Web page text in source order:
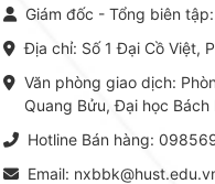
thuật thực hành -> Ứng dụng
khoa Hà Nội ấn hành cả hai
Giám đốc - Tổng biên
Địa chỉ: Số 1 Đại Cồ Việt,
Văn phòng giao dịch:
Quang Bửu, Đại học Bách
Hotline Bán hàng:
Email: